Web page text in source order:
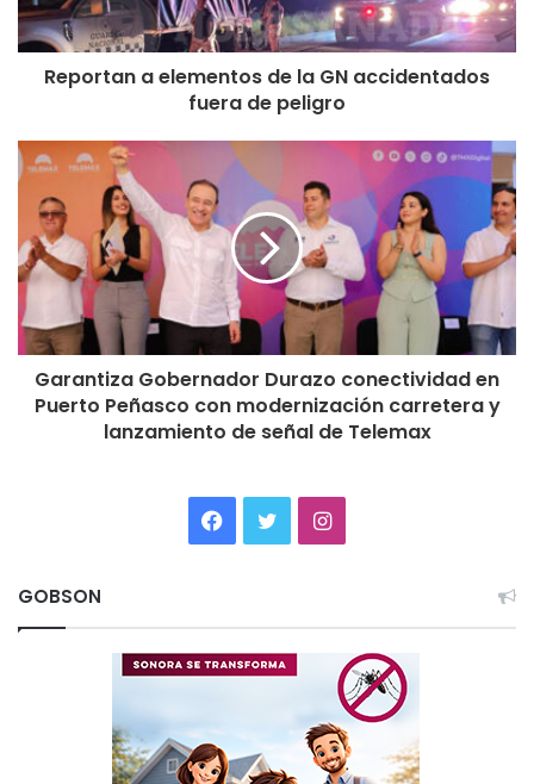
Reportan a elementos de la GN accidentados
fuera de peligro
Garantiza Gobernador Durazo conectividad en
Puerto Peñasco con modernización carretera y
lanzamiento de señal de Telemax
Facebook
TwitterInstagram
GOBSON